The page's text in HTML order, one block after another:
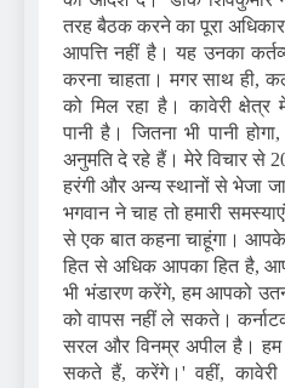
तरह बैठक करने का पूरा
आपत्ति नहीं है। यह उनका
करना चाहता। मगर साथ ही,
को मिल रहा है। कावेरी
पानी है। जितना भी पानी
अनुमति दे रहे हैं। मेरे विचार से
हरंगी और अन्य स्थानों से भेजा
भगवान ने चाह तो हमारी
से एक बात कहना चाहूंगा। आपके
हित से अधिक आपका हित है,
भी भंडारण करेंगे, हम आपको
को वापस नहीं ले सकते।
सरल और विनम्र अपील है।
सकते हैं, करेंगे।' वहीं, कावेरी